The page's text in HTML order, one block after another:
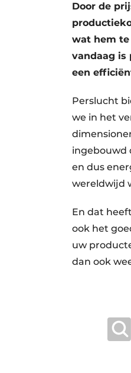
Door de
wat hem te
vandaag is
een
Perslucht
we in het
ingebouwd
en dus
wereldwijd
En dat
ook het
uw
dan ook